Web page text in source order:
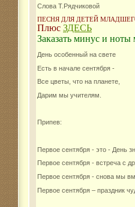
Слова Т.Рядчиковой
ПЕСНЯ ДЛЯ ДЕТЕЙ
Плюс ЗДЕСЬ
Заказать минус и
День особенный на свете
Есть в начале сентября -
Все цветы, что на планете,
Дарим мы учителям.
Припев:
Первое сентября - это - День
Первое сентября - встреча с
Первое сентября - снова мы
Первое сентября – праздник